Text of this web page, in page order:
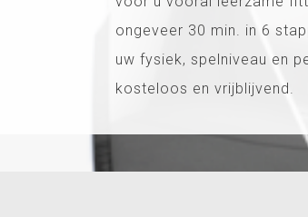
ongeveer 30 min. in 6
uw fysiek, spelniveau en
kosteloos en vrijblijvend.